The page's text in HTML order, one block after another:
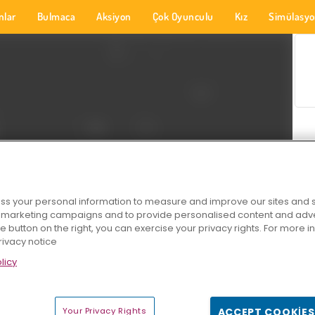
Bulmaca Aksiyon Çok Oyunculu Kız
your personal information to measure and improve our sites and
campaigns and to provide personalised content and
button on the right, you can exercise your privacy rights. For more
notice
Your Privacy Rights